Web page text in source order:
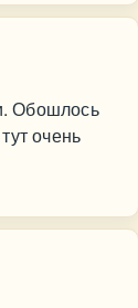
Обошлось
очень